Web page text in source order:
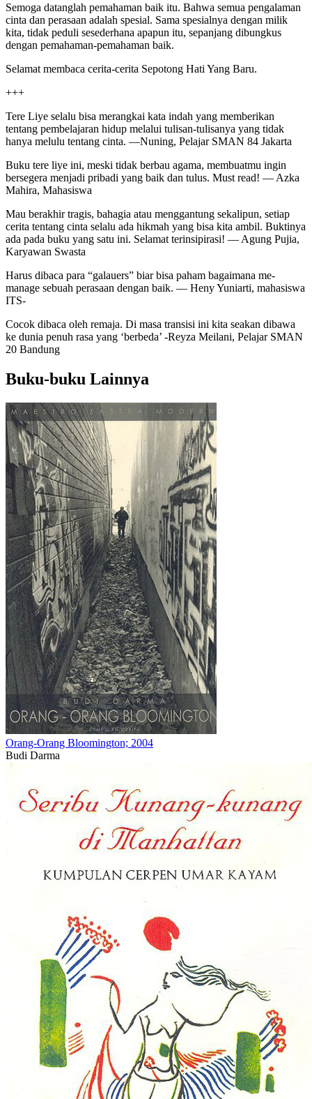
Semoga datanglah pemahaman baik itu. Bahwa semua pengalaman
cinta dan perasaan adalah spesial. Sama spesialnya dengan milik
kita, tidak peduli sesederhana apapun itu, sepanjang dibungkus
dengan pemahaman-pemahaman baik.
Selamat membaca cerita-cerita Sepotong Hati Yang Baru.
+++
Tere Liye selalu bisa merangkai kata indah yang memberikan
tentang pembelajaran hidup melalui tulisan-tulisanya yang tidak
hanya melulu tentang cinta. —Nuning, Pelajar SMAN 84 Jakarta
Buku tere liye ini, meski tidak berbau agama, membuatmu ingin
bersegera menjadi pribadi yang baik dan tulus. Must read! — Azka
Mahira, Mahasiswa
Mau berakhir tragis, bahagia atau menggantung sekalipun, setiap
cerita tentang cinta selalu ada hikmah yang bisa kita ambil. Buktinya
ada pada buku yang satu ini. Selamat terinsipirasi! — Agung Pujia,
Karyawan Swasta
Harus dibaca para “galauers” biar bisa paham bagaimana me-
manage sebuah perasaan dengan baik. — Heny Yuniarti, mahasiswa
ITS-
Cocok dibaca oleh remaja. Di masa transisi ini kita seakan dibawa
ke dunia penuh rasa yang ‘berbeda’ -Reyza Meilani, Pelajar SMAN
20 Bandung
Buku-buku Lainnya
Orang-Orang Bloomington; 2004
Budi Darma